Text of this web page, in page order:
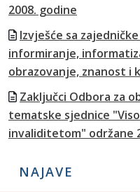
2008. godine
Izvješće sa
informiranje,
obrazovanje, znanost i
Zaključci Odbora za
tematske sjednice
invaliditetom" održane
NAJAVE